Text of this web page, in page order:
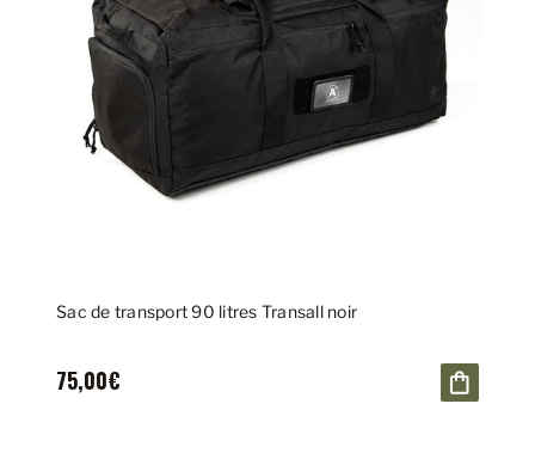
Sac de transport 90 litres Transall noir
75,00€